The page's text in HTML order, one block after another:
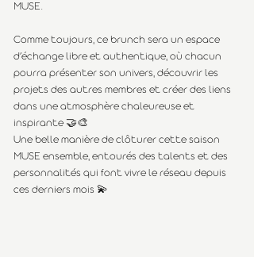
MUSE.
Comme toujours, ce brunch sera un espace
d’échange libre et authentique, où chacun
pourra présenter son univers, découvrir les
projets des autres membres et créer des liens
dans une atmosphère chaleureuse et
inspirante 🤝🎨
Une belle manière de clôturer cette saison
MUSE ensemble, entourés des talents et des
personnalités qui font vivre le réseau depuis
ces derniers mois 💫